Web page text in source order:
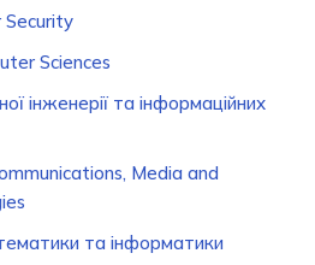
Sciences
інженерії та інформаційних
Media and
та інформатики